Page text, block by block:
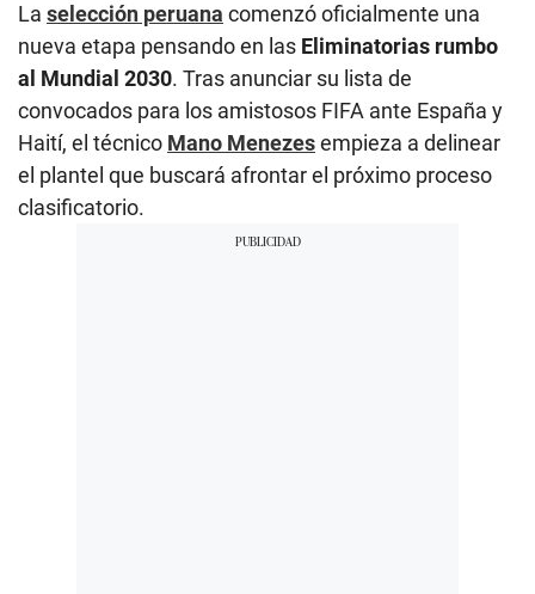
La selección peruana comenzó oficialmente una
nueva etapa pensando en las Eliminatorias rumbo
al Mundial 2030. Tras anunciar su lista de
convocados para los amistosos FIFA ante España y
Haití, el técnico Mano Menezesempieza a delinear
el plantel que buscará afrontar el próximo proceso
clasificatorio.